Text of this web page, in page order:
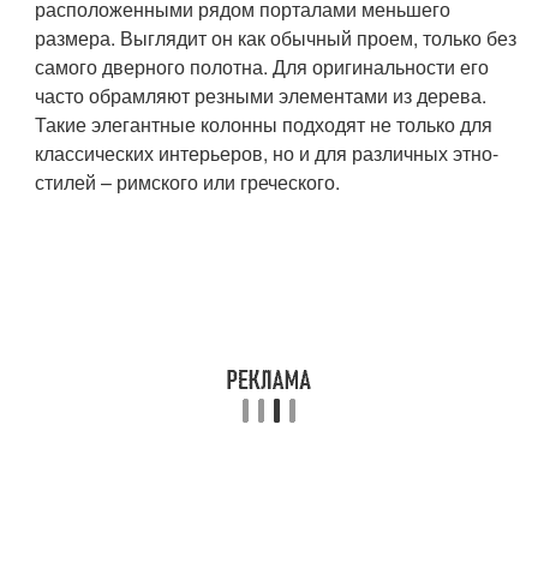
расположенными рядом порталами меньшего
размера. Выглядит он как обычный проем, только без
самого дверного полотна. Для оригинальности его
часто обрамляют резными элементами из дерева.
Такие элегантные колонны подходят не только для
классических интерьеров, но и для различных этно-
стилей – римского или греческого.